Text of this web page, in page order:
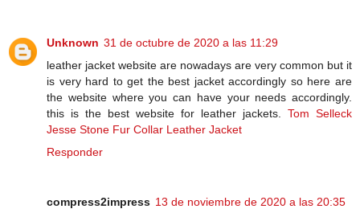
Unknown 31 de octubre de 2020 a las 11:29
leather jacket website are nowadays are very common but it
is very hard to get the best jacket accordingly so here are
the website where you can have your needs accordingly.
this is the best website for leather jackets. Tom Selleck
Jesse Stone Fur Collar Leather Jacket
Responder
compress2impress 13 de noviembre de 2020 a las 20:35